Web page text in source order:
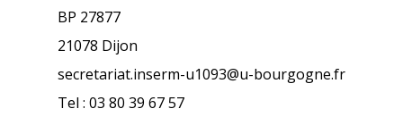
BP 27877
21078 Dijon
secretariat.inserm-u1093@u-bourgogne.fr
Tel : 03 80 39 67 57